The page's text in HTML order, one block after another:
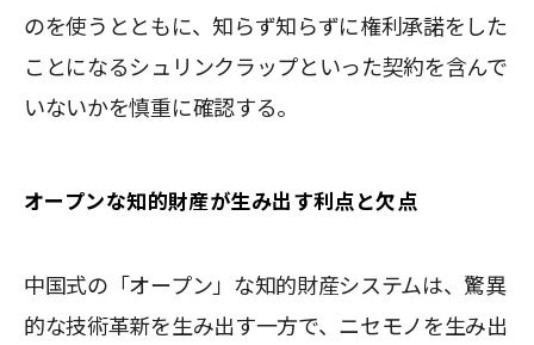
のを使うとともに、知らず知らずに権利承諾をした
ことになるシュリンクラップといった契約を含んで
いないかを慎重に確認する。
オープンな知的財産が生み出す利点と欠点
中国式の「オープン」な知的財産システムは、驚異
的な技術革新を生み出す一方で、ニセモノを生み出